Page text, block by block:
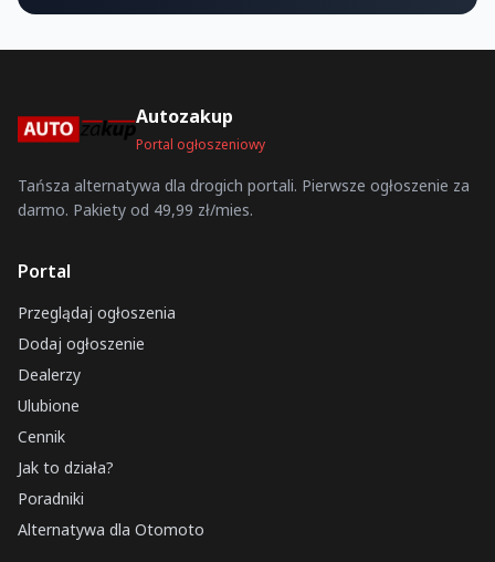
Autozakup
Portal ogłoszeniowy
Tańsza alternatywa dla drogich portali. Pierwsze ogłoszenie za
darmo. Pakiety od 49,99 zł/mies.
Portal
Przeglądaj ogłoszenia
Dodaj ogłoszenie
Dealerzy
Ulubione
Cennik
Jak to działa?
Poradniki
Alternatywa dla Otomoto